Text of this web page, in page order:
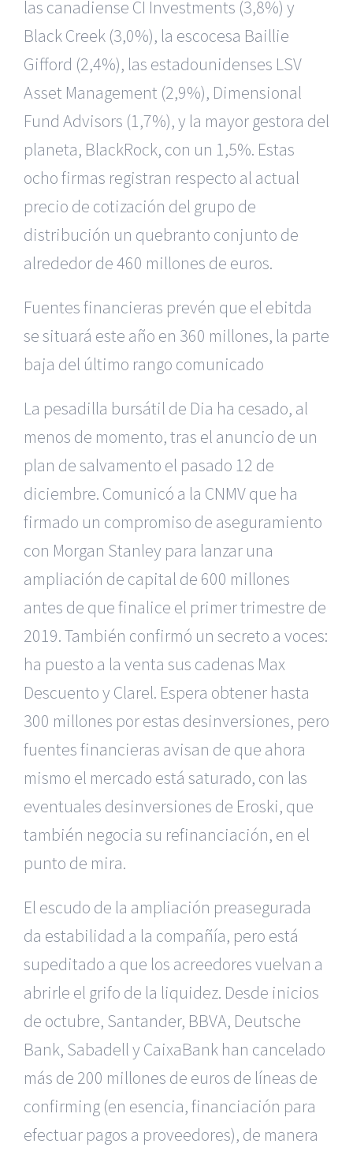
las canadiense CI Investments (3,8%) y
Black Creek (3,0%), la escocesa Baillie
Gifford (2,4%), las estadounidenses LSV
Asset Management (2,9%), Dimensional
Fund Advisors (1,7%), y la mayor gestora del
planeta, BlackRock, con un 1,5%. Estas
ocho firmas registran respecto al actual
precio de cotización del grupo de
distribución un quebranto conjunto de
alrededor de 460 millones de euros.
Fuentes financieras prevén que el ebitda
se situará este año en 360 millones, la parte
baja del último rango comunicado
La pesadilla bursátil de Dia ha cesado, al
menos de momento, tras el anuncio de un
plan de salvamento el pasado 12 de
diciembre. Comunicó a la CNMV que ha
firmado un compromiso de aseguramiento
con Morgan Stanley para lanzar una
ampliación de capital de 600 millones
antes de que finalice el primer trimestre de
2019. También confirmó un secreto a voces:
ha puesto a la venta sus cadenas Max
Descuento y Clarel. Espera obtener hasta
300 millones por estas desinversiones, pero
fuentes financieras avisan de que ahora
mismo el mercado está saturado, con las
eventuales desinversiones de Eroski, que
también negocia su refinanciación, en el
punto de mira.
El escudo de la ampliación preasegurada
da estabilidad a la compañía, pero está
supeditado a que los acreedores vuelvan a
abrirle el grifo de la liquidez. Desde inicios
de octubre, Santander, BBVA, Deutsche
Bank, Sabadell y CaixaBank han cancelado
más de 200 millones de euros de líneas de
confirming (en esencia, financiación para
efectuar pagos a proveedores), de manera